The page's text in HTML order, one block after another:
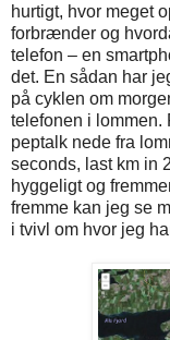
hurtigt, hvor meget
forbrænder og
telefon – en
det. En sådan har
på cyklen om
telefonen i lommen.
peptalk nede fra
seconds, last km in
hyggeligt og
fremme kan jeg se
i tvivl om hvor jeg